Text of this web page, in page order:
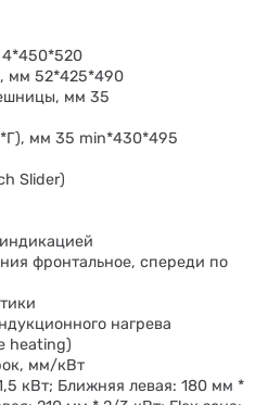
мм 52*425*490
мм 35
мм 35 min*430*495
Slider)
фронтальное, спереди по
нагрева
heating)
мм/кВт
кВт; Ближняя левая: 180 мм *